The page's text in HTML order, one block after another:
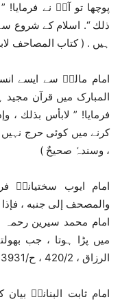
پوچھا تو آپؒ نے فرمایا!
ذلك “. اسلام کے شروع
ہیں . ( کتاب المصاحف لابن ابی داوٗد/
امام مالکؒ سے ایسے
المبارک میں قرآن مجید
فرمایا! ” لابأس بذلك ،
، وسندہٗ صحیحٌ )
امام ایوب سختیانیؒ
والمصحف إلی جنبه ، فإذا
امام محمد سیرین رحمہ
میں پڑا ہوتا ، جب
الرزاق ، 420/2 ، ح/3931 ، وسندہٗ صحیحٌ )
امام ثابت البنانیؒ